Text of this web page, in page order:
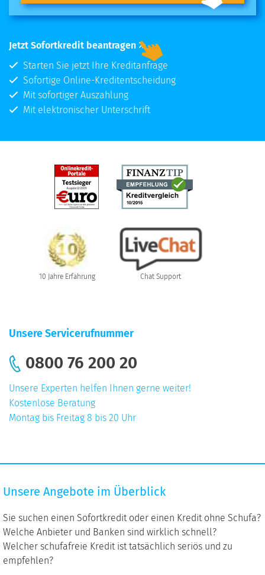
Jetzt Sofortkredit beantragen
Starten Sie jetzt Ihre Kreditanfrage
Sofortige Online-Kreditentscheidung
Mit sofortiger Auszahlung
Mit elektronischer Unterschrift
10 Jahre Erfahrung Chat Support
Unsere Servicerufnummer
0800 76 200 20
Unsere Experten helfen Ihnen gerne weiter!
Kostenlose Beratung
Montag bis Freitag 8 bis 20 Uhr
Angebote
Überblick
Unsere Angebote im Überblick
Sie suchen einen Sofortkredit oder einen Kredit ohne Schufa?
Welche Anbieter und Banken sind wirklich schnell?
Welcher schufafreie Kredit ist tatsächlich seriös und zu
empfehlen?